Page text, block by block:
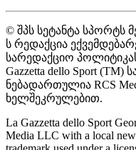
© შპს სეტანტა სპორტს
ს რედაქცია
სარედაქციო
Gazzetta dello Sport (TM)
ნებადართულია RCS
ხელშეკრულებით.
La Gazzetta dello Sport
Media LLC with a local